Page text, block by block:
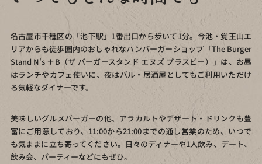
名古屋市千種区の「池下駅」1番出口から歩いて1分。 今池・覚王山エ
リアからも徒歩圏内のおしゃれなハンバーガーショップ「The Burger
Stand N's ＋B（ザ バーガースタンド エヌズ プラスビー）」は、お昼
はランチやカフェ使いに、夜はバル・居酒屋としてもご利用いただけ
る気軽なダイナーです。
美味しいグルメバーガーの他、アラカルトやデザート・ドリンクも豊
富にご用意しており、11:00から21:00までの通し営業のため、いつで
も気ままに立ち寄ってください。日々のディナーや1人飲み、デート、
飲み会、パーティーなどにもぜひ。